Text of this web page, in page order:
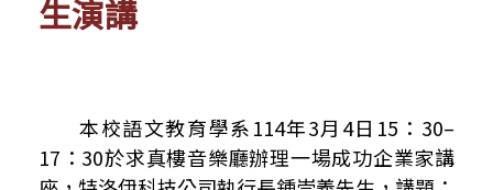
生演講
本校語文教育學系114年3月 4日 15 ： 30–
17 ： 30於求真樓音樂廳辦理一場成功企業家講